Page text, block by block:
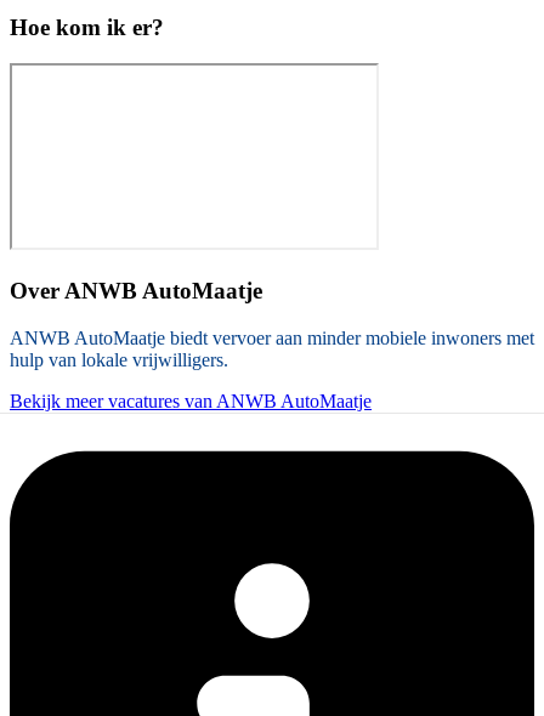
Hoe kom ik er?
Over ANWB AutoMaatje
ANWB AutoMaatje biedt vervoer aan minder mobiele inwoners met
hulp van lokale vrijwilligers.
Bekijk meer vacatures van ANWB AutoMaatje